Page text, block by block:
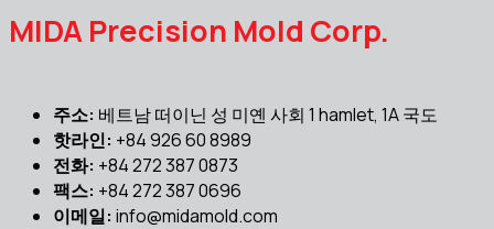
MIDA Precision Mold Corp.
주소: 베트남 떠이닌 성 미옌 사회 1 hamlet, 1A 국도
핫라인: +84 926 60 8989
전화: +84 272 387 0873
팩스: +84 272 387 0696
이메일: info@midamold.com